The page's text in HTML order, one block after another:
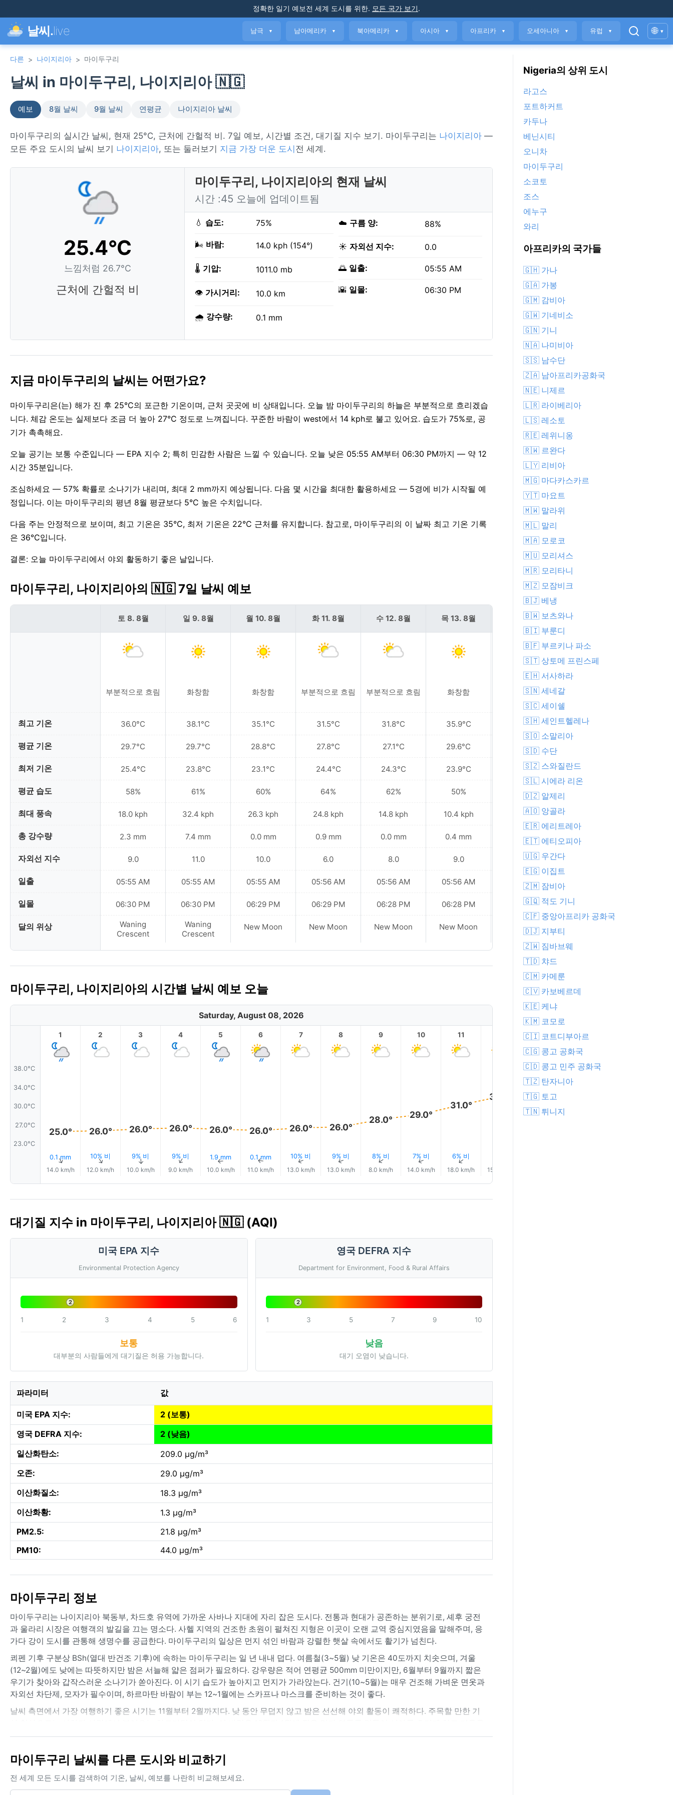
정확한 일기 예보전 세계 도시를 위한. 모든 국가 보기.
날씨.live 남극 ▼ 남아메리카 ▼ 북아메리카 ▼ 아시아 ▼ 아프리카 ▼ 오세아니아 ▼ 유럽 ▼ 🌐 ▾
다른 > 나이지리아 > 마이두구리
날씨 in 마이두구리, 나이지리아 🇳🇬
예보 8월 날씨 9월 날씨 연평균 나이지리아 날씨
마이두구리의 실시간 날씨, 현재 25°C, 근처에 간헐적 비. 7일 예보, 시간별 조건, 대기질 지수 보기. 마이두구리는 나이지리아 —
모든 주요 도시의 날씨 보기 나이지리아, 또는 둘러보기 지금 가장 더운 도시 전 세계.
25.4°C
느낌처럼 26.7°C
근처에 간헐적 비
마이두구리, 나이지리아의 현재 날씨
시간 :45 오늘에 업데이트됨
💧 습도: 75%
🌬️ 바람: 14.0 kph (154°)
🌡️ 기압: 1011.0 mb
👁️ 가시거리: 10.0 km
🌧️ 강수량: 0.1 mm
☁️ 구름 양: 88%
☀️ 자외선 지수: 0.0
🌅 일출: 05:55 AM
🌇 일몰: 06:30 PM
지금 마이두구리의 날씨는 어떤가요?
마이두구리은(는) 해가 진 후 25°C의 포근한 기온이며, 근처 곳곳에 비 상태입니다. 오늘 밤 마이두구리의 하늘은 부분적으로 흐리겠습
니다. 체감 온도는 실제보다 조금 더 높아 27°C 정도로 느껴집니다. 꾸준한 바람이 west에서 14 kph로 불고 있어요. 습도가 75%로, 공
기가 촉촉해요.
오늘 공기는 보통 수준입니다 — EPA 지수 2; 특히 민감한 사람은 느낄 수 있습니다. 오늘 낮은 05:55 AM부터 06:30 PM까지 — 약 12
시간 35분입니다.
조심하세요 — 57% 확률로 소나기가 내리며, 최대 2 mm까지 예상됩니다. 다음 몇 시간을 최대한 활용하세요 — 5경에 비가 시작될 예
정입니다. 이는 마이두구리의 평년 8월 평균보다 5°C 높은 수치입니다.
다음 주는 안정적으로 보이며, 최고 기온은 35°C, 최저 기온은 22°C 근처를 유지합니다. 참고로, 마이두구리의 이 날짜 최고 기온 기록
은 36°C입니다.
결론: 오늘 마이두구리에서 야외 활동하기 좋은 날입니다.
마이두구리, 나이지리아의 🇳🇬 7일 날씨 예보
최고 기온
평균 기온
최저 기온
평균 습도
최대 풍속
총 강수량
자외선 지수
일출
일몰
달의 위상
토 8. 8월
부분적으로 흐림
36.0°C
29.7°C
25.4°C
58%
18.0 kph
2.3 mm
9.0
05:55 AM
06:30 PM
Waning
Crescent
일 9. 8월
화창함
38.1°C
29.7°C
23.8°C
61%
32.4 kph
7.4 mm
11.0
05:55 AM
06:30 PM
Waning
Crescent
월 10. 8월
화창함
35.1°C
28.8°C
23.1°C
60%
26.3 kph
0.0 mm
10.0
05:55 AM
06:29 PM
New Moon
화 11. 8월
부분적으로 흐림
31.5°C
27.8°C
24.4°C
64%
24.8 kph
0.9 mm
6.0
05:56 AM
06:29 PM
New Moon
수 12. 8월
부분적으로 흐림
31.8°C
27.1°C
24.3°C
62%
14.8 kph
0.0 mm
8.0
05:56 AM
06:28 PM
New Moon
목 13. 8월
화창함
35.9°C
29.6°C
23.9°C
50%
10.4 kph
0.4 mm
9.0
05:56 AM
06:28 PM
New Moon
금 14. 8월
근처에 간헐적 비
35.3°C
27.7°C
22.3°C
68%
20.5 kph
7.3 mm
8.0
05:56 AM
06:27 PM
Crescent
마이두구리, 나이지리아의 시간별 날씨 예보 오늘
Saturday, August 08, 2026
38.0°C
34.0°C
30.0°C
27.0°C
23.0°C
1
25.0°
0.1 mm
↑
14.0 km/h
2
26.0°
10% 비
↑
12.0 km/h
3
26.0°
9% 비
↑
10.0 km/h
4
26.0°
9% 비
↑
9.0 km/h
5
26.0°
1.9 mm
↑
10.0 km/h
6
26.0°
0.1 mm
↑
11.0 km/h
7
26.0°
10% 비
↑
13.0 km/h
8
26.0°
9% 비
↑
13.0 km/h
9
28.0°
8% 비
↑
8.0 km/h
10
29.0°
7% 비
↑
14.0 km/h
11
31.0°
6% 비
↑
18.0 km/h
32.0°
15.0 km/h
13
34.0°
14
35.0°
대기질 지수 in 마이두구리, 나이지리아 🇳🇬 (AQI)
미국 EPA 지수
Environmental Protection Agency
2
1 2 3 4 5 6
보통
대부분의 사람들에게 대기질은 허용 가능합니다.
영국 DEFRA 지수
Department for Environment, Food & Rural Affairs
2
1 3 5 7 9 10
낮음
대기 오염이 낮습니다.
파라미터 값
미국 EPA 지수:
2 (보통)
영국 DEFRA 지수:
2 (낮음)
일산화탄소:
209.0 µg/m³
오존:
29.0 µg/m³
이산화질소:
18.3 µg/m³
이산화황:
1.3 µg/m³
PM2.5:
21.8 µg/m³
PM10:
44.0 µg/m³
마이두구리 정보
마이두구리는 나이지리아 북동부, 차드호 유역에 가까운 사바나 지대에 자리 잡은 도시다. 전통과 현대가 공존하는 분위기로, 셰후 궁전
과 울라리 시장은 여행객의 발길을 끄는 명소다. 사헬 지역의 건조한 초원이 펼쳐진 지형은 이곳이 오랜 교역 중심지였음을 말해주며, 응
가다 강이 도시를 관통해 생명수를 공급한다. 마이두구리의 일상은 먼지 섞인 바람과 강렬한 햇살 속에서도 활기가 넘친다.
쾨펜 기후 구분상 BSh(열대 반건조 기후)에 속하는 마이두구리는 일 년 내내 덥다. 여름철(3~5월) 낮 기온은 40도까지 치솟으며, 겨울
(12~2월)에도 낮에는 따뜻하지만 밤은 서늘해 얇은 점퍼가 필요하다. 강우량은 적어 연평균 500mm 미만이지만, 6월부터 9월까지 짧은
우기가 찾아와 갑작스러운 소나기가 쏟아진다. 이 시기 습도가 높아지고 먼지가 가라앉는다. 건기(10~5월)는 매우 건조해 가벼운 면옷과
자외선 차단제, 모자가 필수이며, 하르마탄 바람이 부는 12~1월에는 스카프나 마스크를 준비하는 것이 좋다.
날씨 측면에서 가장 여행하기 좋은 시기는 11월부터 2월까지다. 낮 동안 무덥지 않고 밤은 선선해 야외 활동이 쾌적하다. 주목할 만한 기
소폭 낮춘다. 몬순이나 시로코, 허리케인은 없으나 가끔 심한 가뭄이 발생해 지역 생활에 영향을 주기도 한다. 전반적으로 마이두구리는
마이두구리 날씨를 다른 도시와 비교하기
전 세계 모든 도시를 검색하여 기온, 날씨, 예보를 나란히 비교해보세요.
Nigeria의 상위 도시
라고스
포트하커트
카두나
베닌시티
오니차
마이두구리
소코토
조스
에누구
와리
아프리카의 국가들
🇬🇭 가나
🇬🇦 가봉
🇬🇲 감비아
🇬🇼 기네비소
🇬🇳 기니
🇳🇦 나미비아
🇸🇸 남수단
🇿🇦 남아프리카공화국
🇳🇪 니제르
🇱🇷 라이베리아
🇱🇸 레소토
🇷🇪 레위니옹
🇷🇼 르완다
🇱🇾 리비아
🇲🇬 마다카스카르
🇾🇹 마요트
🇲🇼 말라위
🇲🇱 말리
🇲🇦 모로코
🇲🇺 모리셔스
🇲🇷 모리타니
🇲🇿 모잠비크
🇧🇯 베냉
🇧🇼 보츠와나
🇧🇮 부룬디
🇧🇫 부르키나 파소
🇸🇹 상토메 프린스페
🇪🇭 서사하라
🇸🇳 세네갈
🇸🇨 세이쉘
🇸🇭 세인트헬레나
🇸🇴 소말리아
🇸🇩 수단
🇸🇿 스와질란드
🇸🇱 시에라 리온
🇩🇿 알제리
🇦🇴 앙골라
🇪🇷 에리트레아
🇪🇹 에티오피아
🇺🇬 우간다
🇪🇬 이집트
🇿🇲 잠비아
🇬🇶 적도 기니
🇨🇫 중앙아프리카 공화국
🇩🇯 지부티
🇿🇼 짐바브웨
🇹🇩 챠드
🇨🇲 카메룬
🇨🇻 카보베르데
🇰🇪 케냐
🇰🇲 코모로
🇨🇮 코트디부아르
🇨🇬 콩고 공화국
🇨🇩 콩고 민주 공화국
🇹🇿 탄자니아
🇹🇬 토고
🇹🇳 튀니지